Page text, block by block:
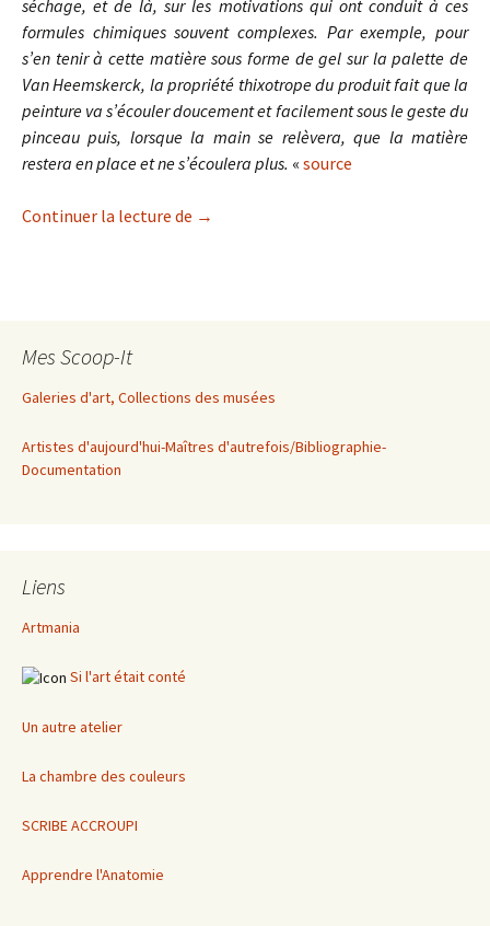
séchage, et de là, sur les motivations qui ont conduit à ces
formules chimiques souvent complexes. Par exemple, pour
s’en tenir à cette matière sous forme de gel sur la palette de
Van Heemskerck, la propriété thixotrope du produit fait que la
peinture va s’écouler doucement et facilement sous le geste du
pinceau puis, lorsque la main se relèvera, que la matière
restera en place et ne s’écoulera plus. « source
Continuer la lecture de Préparation d’un vernis-gel ou gelée
→
Mes Scoop-It
Galeries d'art, Collections des musées
Artistes d'aujourd'hui-Maîtres d'autrefois/Bibliographie-
Documentation
Liens
Artmania
Si l'art était conté
Un autre atelier
La chambre des couleurs
SCRIBE ACCROUPI
Apprendre l'Anatomie